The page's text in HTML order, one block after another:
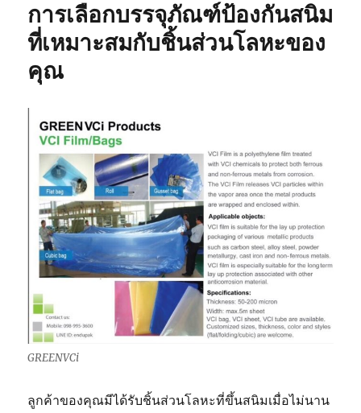
การเลือกบรรจุภัณฑ์ป้องกันสนิม
ที่เหมาะสมกับชิ้นส่วนโลหะของ
คุณ
GREENVCi
ลูกค้าของคุณมีได้รับชิ้นส่วนโลหะที่ขึ้นสนิมเมื่อไม่นาน